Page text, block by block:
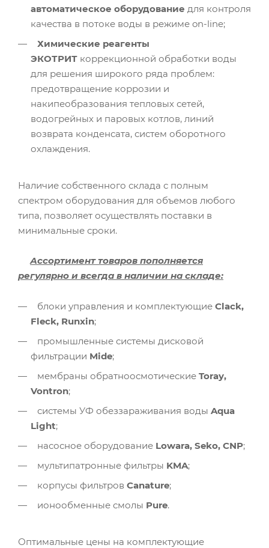
автоматическое оборудование для контроля
качества в потоке воды в режиме on-line;
Химические реагенты
ЭКОТРИТ коррекционной обработки воды
для решения широкого ряда проблем:
предотвращение коррозии и
накипеобразования тепловых сетей,
водогрейных и паровых котлов, линий
возврата конденсата, систем оборотного
охлаждения.
Наличие собственного склада с полным
спектром оборудования для объемов любого
типа, позволяет осуществлять поставки в
минимальные сроки.
Ассортимент товаров пополняется
регулярно и всегда в наличии на складе:
блоки управления и комплектующие Clack,
Fleck, Runxin;
промышленные системы дисковой
фильтрации Mide;
мембраны обратноосмотические Toray,
Vontron;
системы УФ обеззараживания воды Aqua
Light;
насосное оборудование Lowara, Seko, CNP;
мультипатронные фильтры KMA;
корпусы фильтров Canature;
ионообменные смолы Pure.
Оптимальные цены на комплектующие